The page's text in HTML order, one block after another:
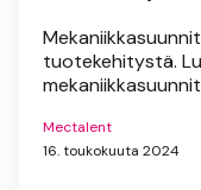
tuotekehitystä.
Mectalent
16. toukokuuta 2024